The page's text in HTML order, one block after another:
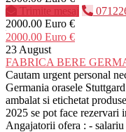
Trimite mesaj
2000.00 Euro €
2000.00 Euro €
23 August
FABRICA BERE
Cautam urgent personal
Germania orasele
ambalat si etichetat
2025 se pot face rezervari
Angajatorii ofera : -